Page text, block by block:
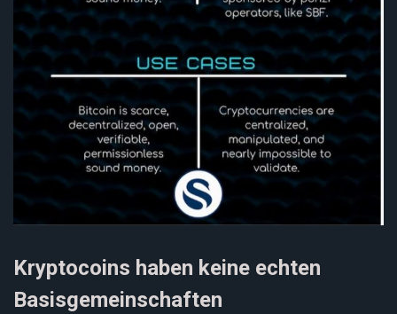
Kryptocoins haben keine echten
Basisgemeinschaften